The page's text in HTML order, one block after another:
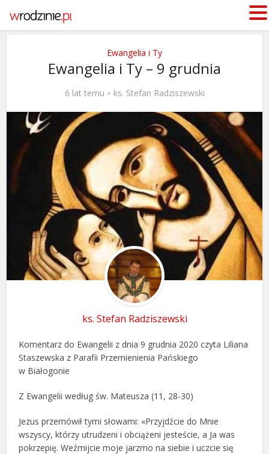
Ewangelia i Ty
Ewangelia i Ty – 9 grudnia
6 lat temu ks. Stefan Radziszewski
ks. Stefan Radziszewski
Komentarz do Ewangelii z dnia 9 grudnia 2020 czyta Liliana
Staszewska z Parafii Przemienienia Pańskiego
w Białogonie
Z Ewangelii według św. Mateusza (11, 28-30)
Jezus przemówił tymi słowami: «Przyjdźcie do Mnie
wszyscy, którzy utrudzeni i obciążeni jesteście, a Ja was
pokrzepię. Weźmijcie moje jarzmo na siebie i uczcie się